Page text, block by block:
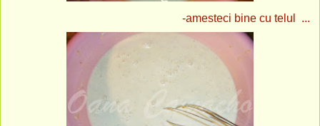
-amesteci bine cu telul ...